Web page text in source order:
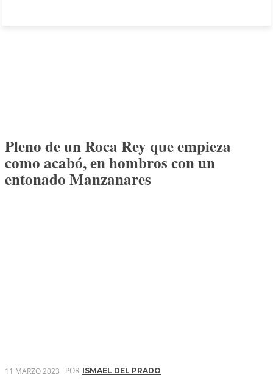
Pleno de un Roca Rey que empieza
como acabó, en hombros con un
entonado Manzanares
11 MARZO 2023 POR ISMAEL DEL PRADO